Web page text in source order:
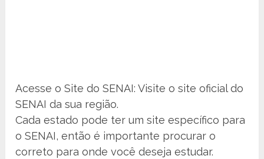
Acesse o Site do SENAI: Visite o site oficial do
SENAI da sua região.
Cada estado pode ter um site específico para
o SENAI, então é importante procurar o
correto para onde você deseja estudar.